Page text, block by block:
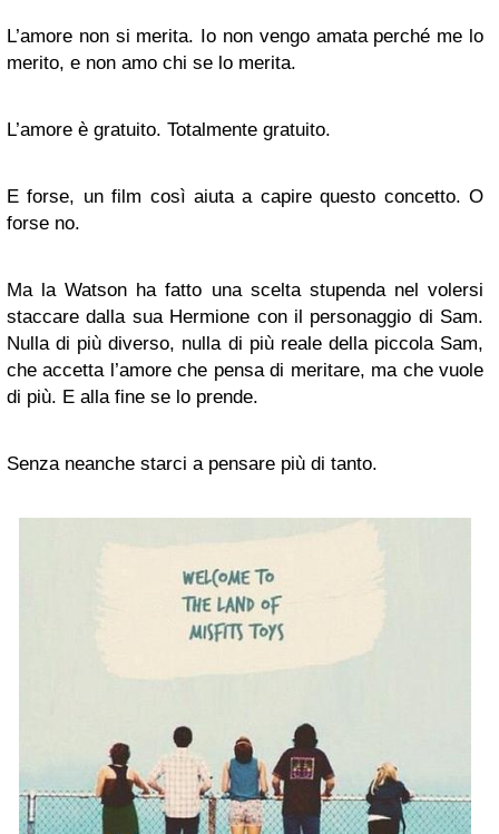
L’amore non si merita. Io non vengo amata perché me lo
merito, e non amo chi se lo merita.
L’amore è gratuito. Totalmente gratuito.
E forse, un film così aiuta a capire questo concetto. O
forse no.
Ma la Watson ha fatto una scelta stupenda nel volersi
staccare dalla sua Hermione con il personaggio di Sam.
Nulla di più diverso, nulla di più reale della piccola Sam,
che accetta l’amore che pensa di meritare, ma che vuole
di più. E alla fine se lo prende.
Senza neanche starci a pensare più di tanto.